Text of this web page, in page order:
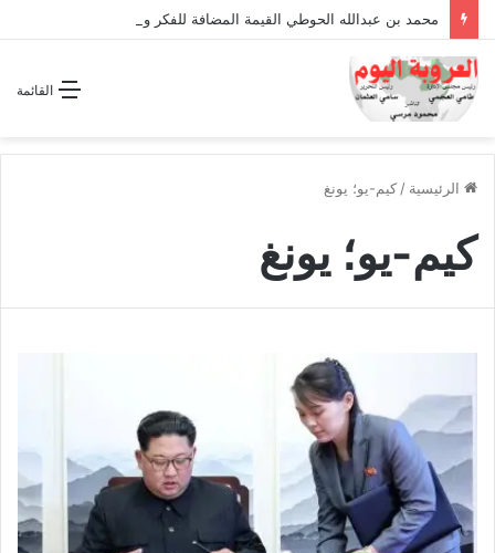
محمد بن عبدالله الحوطي القيمة المضافة للفكر والثقافة والتاريخ !
القائمة
الرئيسية / كيم-يو؛ يونغ
كيم-يو؛ يونغ